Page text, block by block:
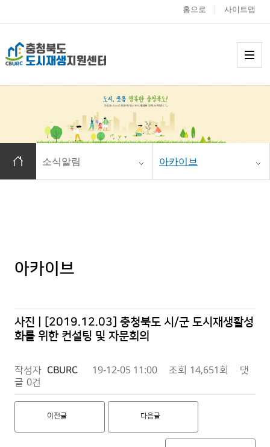
충청북도 도시재
홈으로 사이트맵
홈으로 이동
소식알림 아카이브
아카이브
사진 | [2019.12.03] 충청북도 시/군 도시재생활성
화를 위한 컨설팅 및 자문회의
작성자 CBURC 19-12-05 11:00 조회 14,651회
댓
글 0건
이전글 다음글